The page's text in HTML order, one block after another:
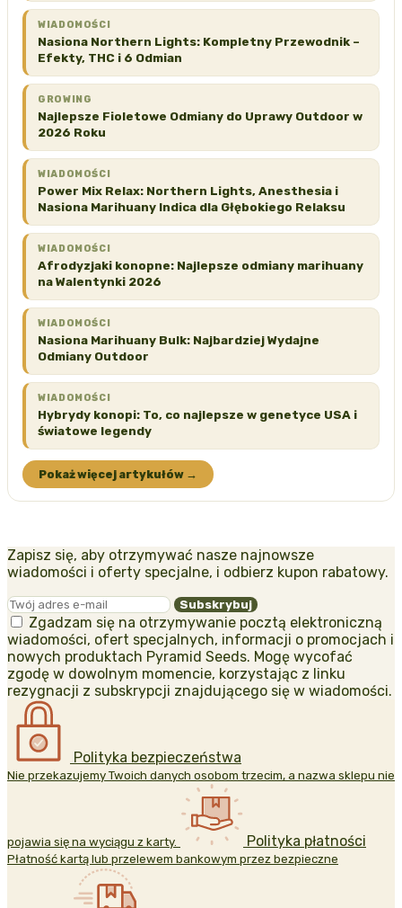
WIADOMOŚCI
Nasiona Northern Lights: Kompletny Przewodnik –
Efekty, THC i 6 Odmian
GROWING
Najlepsze Fioletowe Odmiany do Uprawy Outdoor w
2026 Roku
WIADOMOŚCI
Power Mix Relax: Northern Lights, Anesthesia i
Nasiona Marihuany Indica dla Głębokiego Relaksu
WIADOMOŚCI
Afrodyzjaki konopne: Najlepsze odmiany marihuany
na Walentynki 2026
WIADOMOŚCI
Nasiona Marihuany Bulk: Najbardziej Wydajne
Odmiany Outdoor
WIADOMOŚCI
Hybrydy konopi: To, co najlepsze w genetyce USA i
światowe legendy
Pokaż więcej artykułów →
Zapisz się, aby otrzymywać nasze najnowsze
wiadomości i oferty specjalne, i odbierz kupon rabatowy.
Zgadzam się na otrzymywanie pocztą elektroniczną
wiadomości, ofert specjalnych, informacji o promocjach i
nowych produktach Pyramid Seeds. Mogę wycofać
zgodę w dowolnym momencie, korzystając z linku
rezygnacji z subskrypcji znajdującego się w wiadomości.
Polityka bezpieczeństwa
Nie przekazujemy Twoich danych osobom trzecim, a nazwa sklepu nie
pojawia się na wyciągu z karty. Polityka płatności
Płatność kartą lub przelewem bankowym przez bezpieczne